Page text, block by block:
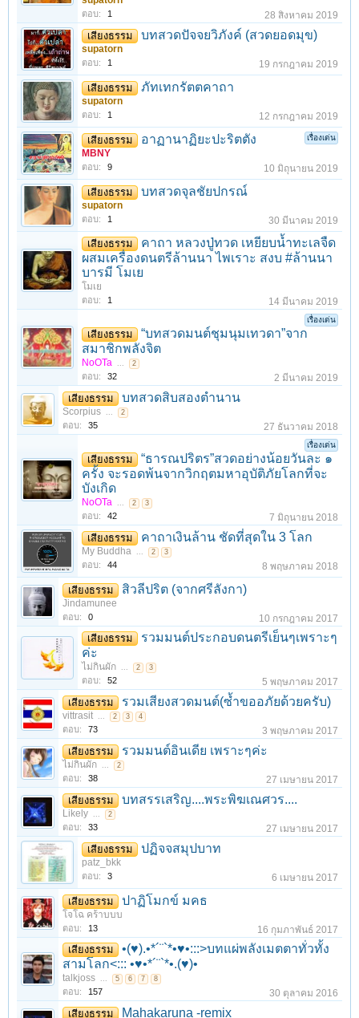
ตอบ: 1 28 สิงหาคม 2019
เสียงธรรม บทสวดปัจจยวิภังค์ (สวดยอดมุข)
supatorn
ตอบ: 1 19 กรกฎาคม 2019
เสียงธรรม ภัทเทกรัตตคาถา
supatorn
ตอบ: 1 12 กรกฎาคม 2019
เรื่องเด่น
เสียงธรรม อาฏานาฏิยะปะริตตัง
MBNY
ตอบ: 9 10 มิถุนายน 2019
เสียงธรรม บทสวดจุลชัยปกรณ์
supatorn
ตอบ: 1 30 มีนาคม 2019
เสียงธรรม
คาถา หลวงปู่ทวด เหยียบน้ำทะเลจืด
ผสมเครื่องดนตรีล้านนา ไพเราะ สงบ #ล้านนา
บารมี โมเย
โมเย
ตอบ: 1 14 มีนาคม 2019
เรื่องเด่น
เสียงธรรม
“บทสวดมนต์ชุมนุมเทวดา”จาก
สมาชิกพลังจิต
NoOTa ... 2
ตอบ: 32 2 มีนาคม 2019
เสียงธรรม บทสวดสิบสองตำนาน
Scorpius ... 2
ตอบ: 35 27 ธันวาคม 2018
เรื่องเด่น
เสียงธรรม
“ธารณปริตร”สวดอย่างน้อยวันละ ๑
ครั้ง จะรอดพ้นจากวิกฤตมหาอุบัติภัยโลกที่จะ
บังเกิด
NoOTa ... 2 3
ตอบ: 42 7 มิถุนายน 2018
เสียงธรรม คาถาเงินล้าน ชัดที่สุดใน 3 โลก
My Buddha ... 2 3
ตอบ: 44 8 พฤษภาคม 2018
เสียงธรรม สิวลีปริต (จากศรีลังกา)
Jindamunee
ตอบ: 0 10 กรกฎาคม 2017
เสียงธรรม
รวมมนต์ประกอบดนตรีเย็นๆเพราะๆ
ค่ะ
ไม่กินผัก ... 2 3
ตอบ: 52 5 พฤษภาคม 2017
เสียงธรรม รวมเสียงสวดมนต์(ซ้ำขออภัยด้วยครับ)
vittrasit ... 2 3 4
ตอบ: 73 3 พฤษภาคม 2017
เสียงธรรม รวมมนต์อินเดีย เพราะๆค่ะ
ไม่กินผัก ... 2
ตอบ: 38 27 เมษายน 2017
เสียงธรรม บทสรรเสริญ....พระพิฆเณศวร....
Likely ... 2
ตอบ: 33 27 เมษายน 2017
เสียงธรรม ปฏิจจสมุปบาท
patz_bkk
ตอบ: 3 6 เมษายน 2017
เสียงธรรม ปาฏิโมกข์ มคธ
โจโฉ คร้าบบบ
ตอบ: 13 16 กุมภาพันธ์ 2017
เสียงธรรม
•(♥).•*´¨`*•♥•:::>บทแผ่พลังเมตตาทั่วทั้ง
สามโลก<::: •♥•*´¨`*•.(♥)•
talkjoss ... 5 6 7 8
ตอบ: 157 30 ตุลาคม 2016
เสียงธรรม Mahakaruna -remix
2 3 4 5 6 → 14 ถัดไป >